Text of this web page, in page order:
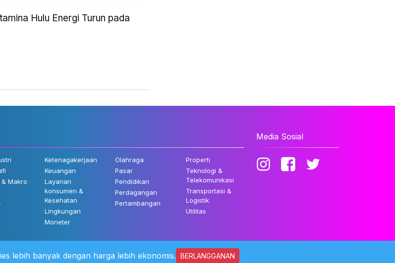
Hulu Energi Turun pada
& Makro
Ketenagakerjaan
Keuangan
Layanan
konsumen &
Kesehatan
Lingkungan
Moneter
Olahraga
Pasar
Pendidikan
Perdagangan
Pertambangan
Properti
Teknologi &
Telekomunikasi
Transportasi &
Logistik
Utilitas
Media Sosial
©2022 Katadata. Hak cipta dilindungi Undang-undang.
lebih banyak dengan harga lebih ekonomis. BERLANGGANAN